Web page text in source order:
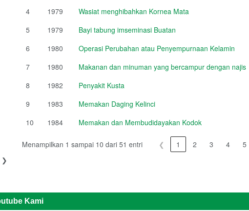
❯
4
1979
Wasiat menghibahkan Kornea Mata
5
1979
Bayi tabung imseminasi Buatan
6
1980
Operasi Perubahan atau Penyempurnaan Kelamin
7
1980
Makanan dan minuman yang bercampur dengan najis
8
1982
Penyakit Kusta
9
1983
Memakan Daging Kelinci
10
1984 Memakan dan Membudidayakan Kodok
Menampilkan 1 sampai 10 dari 51 entri ❮ 1 2 3 4 5
Kami